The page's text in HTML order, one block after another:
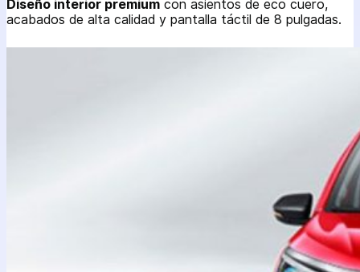
Diseño interior premium con asientos de eco cuero,
acabados de alta calidad y pantalla táctil de 8 pulgadas.